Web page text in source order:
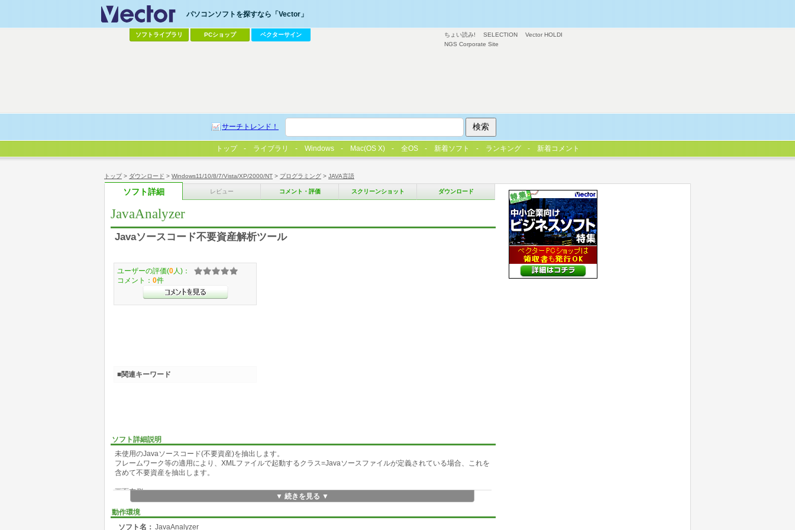
トップ> ダウンロード > Windows11/10/8/7/Vista/XP/2000/NT > プログラミング > JAVA言語
ソフト詳細 レビュー コメント・評価 スクリーンショット ダウンロード
JavaAnalyzer
Javaソースコード不要資産解析ツール
ソフト詳細説明
未使用のJavaソースコード(不要資産)を抽出します。
フレームワーク等の適用により、XMLファイルで起動するクラス=Javaソースファイルが定義されている場合、これを
含めて不要資産を抽出します。
画面左側:
依存関係をTree構造で表示します。
1.Main関数を起点とするクラス間のシーケンス
2.XMLファイルの定義を起点とするクラス間のシーケンス
▼ 続きを見る ▼
動作環境
ソフト名： JavaAnalyzer
ユーザーの評価(0 人)：
コメント： 0件
■関連キーワード
ちょい読み! SELECTION
Vector HOLDI
NGS Corporate Site
パソコンソフトを探すなら「Vector」
ソフトライブラリ PCショップ ベクターサイン
サーチトレンド！
トップ ライブラリ Windows Mac(OS X) 全OS 新着ソフト ランキング 新着コメント